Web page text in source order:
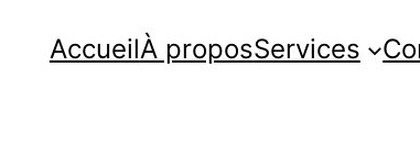
AccueilÀ proposServices